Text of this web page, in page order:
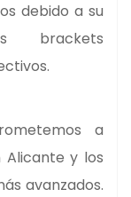
debido a su
brackets
a
y los
avanzados.